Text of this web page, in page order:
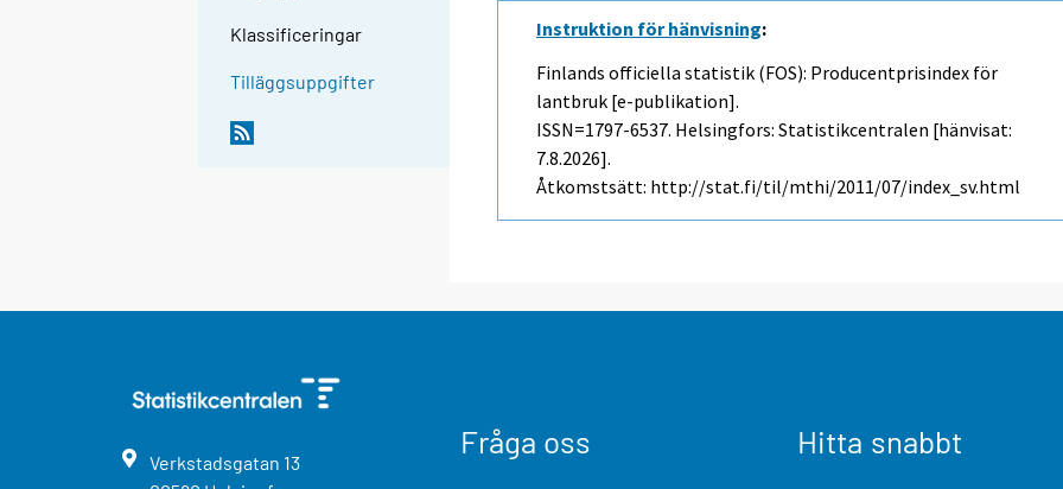
Klassificeringar
Tilläggsuppgifter
Instruktion för hänvisning:
Finlands officiella statistik (FOS): Producentprisindex för
lantbruk [e-publikation].
ISSN=1797-6537. Helsingfors: Statistikcentralen [hänvisat:
7.8.2026].
Åtkomstsätt: http://stat.fi/til/mthi/2011/07/index_sv.html
Verkstadsgatan 13
Fråga oss Hitta snabbt